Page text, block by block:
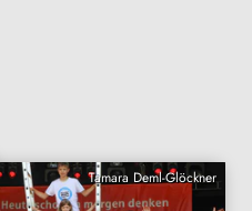
Tamara Deml-Glöckner